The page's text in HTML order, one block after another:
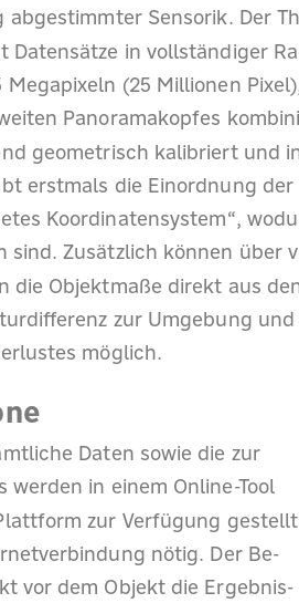
Sensorik. Der
Datensätze in vollständiger
(25 Millionen
Panoramakopfes
geometrisch kalibriert und
erstmals die Einordnung
Koordinatensystem“,
sind. Zusätzlich können über
die Objektmaße direkt aus
zur Umgebung
möglich.
Daten sowie die zur
in einem Online-Tool
zur Verfügung
nötig. Der Be-
vor dem Objekt die Ergebnis-